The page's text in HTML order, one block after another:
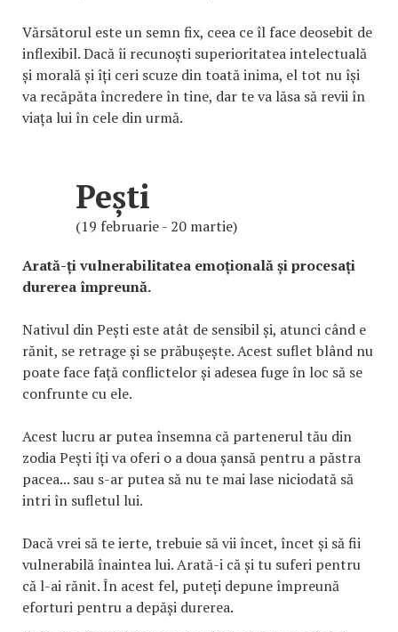
Vărsătorul este un semn fix, ceea ce îl face deosebit de
inflexibil. Dacă îi recunoști superioritatea intelectuală
și morală și îți ceri scuze din toată inima, el tot nu își
va recăpăta încredere în tine, dar te va lăsa să revii în
viața lui în cele din urmă.
Pești
(19 februarie - 20 martie)
Arată-ți vulnerabilitatea emoțională și procesați
durerea împreună.
Nativul din Pești este atât de sensibil și, atunci când e
rănit, se retrage și se prăbușește. Acest suflet blând nu
poate face față conflictelor și adesea fuge în loc să se
confrunte cu ele.
Acest lucru ar putea însemna că partenerul tău din
zodia Pești îți va oferi o a doua șansă pentru a păstra
pacea... sau s-ar putea să nu te mai lase niciodată să
intri în sufletul lui.
Dacă vrei să te ierte, trebuie să vii încet, încet și să fii
vulnerabilă înaintea lui. Arată-i că și tu suferi pentru
că l-ai rănit. În acest fel, puteți depune împreună
eforturi pentru a depăși durerea.